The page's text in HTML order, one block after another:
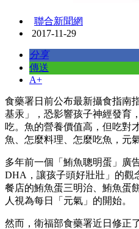
聯合新聞網
2017-11-29
分享
傳送
A+
食藥署日前公布最新攝食指南
基汞」，恐影響孩子神經發育
吃。魚的營養價值高，但吃對
魚、怎麼料理、怎麼吃魚，元
多年前一個「鮪魚聰明蛋」廣
DHA，讓孩子頭好壯壯」的觀
餐店的鮪魚蛋三明治、鮪魚蛋
人視為每日「元氣」的開始。
然而，衛福部食藥署近日修正